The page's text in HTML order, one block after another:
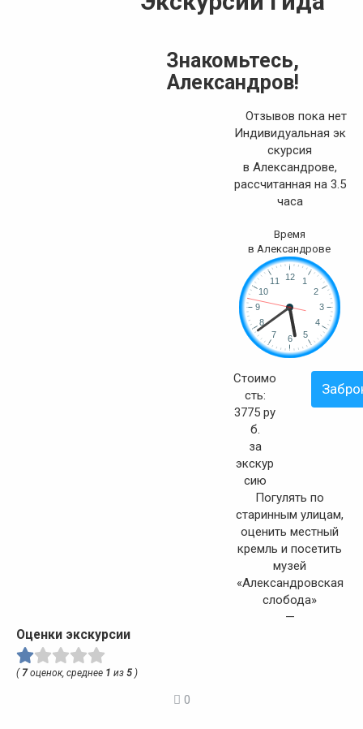
Знакомьтесь,
Александров!
Отзывов пока нет
Индивидуальная эк
скурсия
в Александрове,
рассчитанная на 3.5
часа
Время
в Александрове
Стоимо
сть:
3775 ру
б.
за
экскур
сию
Погулять по
старинным улицам,
оценить местный
кремль и посетить
музей
«Александровская
слобода»
—
Оценки экскурсии
( 7оценок, среднее 1 из 5 )
0